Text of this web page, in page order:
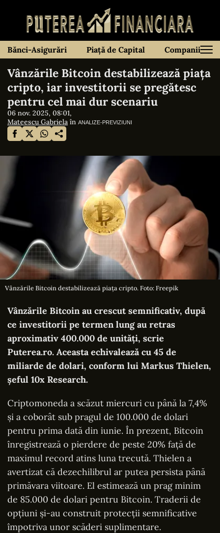
Bănci-Asigurări Piață de Capital Companii
Vânzările Bitcoin destabilizează piața
cripto, iar investitorii se pregătesc
pentru cel mai dur scenariu
06 nov. 2025, 08:01,
Mateescu Gabriela în ANALIZE-PREVIZIUNI
Vânzările Bitcoin destabilizează piața cripto. Foto: Freepik
Vânzările Bitcoin au crescut semnificativ, după
ce investitorii pe termen lung au retras
aproximativ 400.000 de unități, scrie
Puterea.ro. Aceasta echivalează cu 45 de
miliarde de dolari, conform lui Markus Thielen,
șeful 10x Research.
Criptomoneda a scăzut miercuri cu până la 7,4%
și a coborât sub pragul de 100.000 de dolari
pentru prima dată din iunie. În prezent, Bitcoin
înregistrează o pierdere de peste 20% față de
maximul record atins luna trecută. Thielen a
avertizat că dezechilibrul ar putea persista până
primăvara viitoare. El estimează un prag minim
de 85.000 de dolari pentru Bitcoin. Traderii de
opțiuni și-au construit protecții semnificative
împotriva unor scăderi suplimentare.